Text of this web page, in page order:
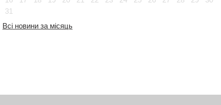
31
Всі новини за місяць